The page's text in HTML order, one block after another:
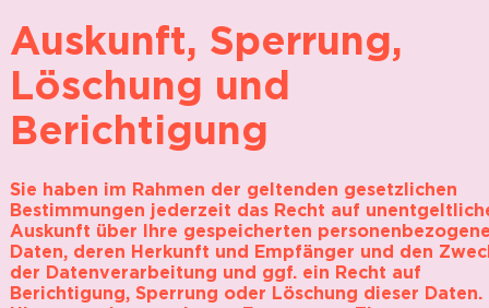
Auskunft, Sperrung,
Löschung und
Berichtigung
Sie haben im Rahmen der geltenden gesetzlichen
Bestimmungen jederzeit das Recht auf
Auskunft über Ihre gespeicherten
Daten, deren Herkunft und Empfänger und den
der Datenverarbeitung und ggf. ein Recht auf
Berichtigung, Sperrung oder Löschung dieser Daten.